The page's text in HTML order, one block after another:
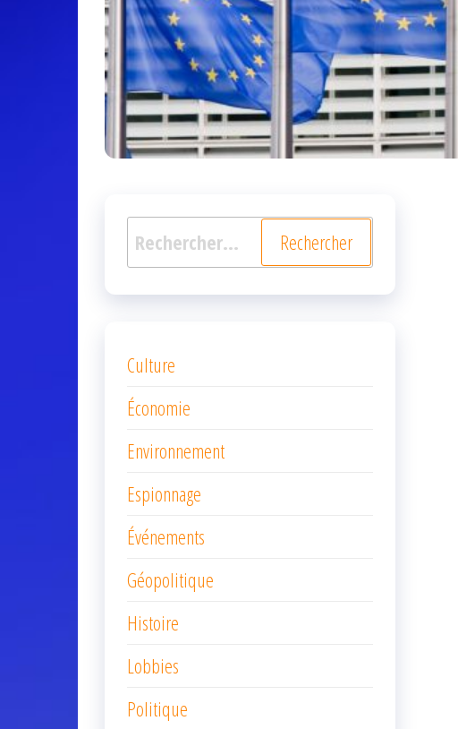
Rechercher :
Culture
Économie
Environnement
Espionnage
Événements
Géopolitique
Histoire
Lobbies
Politique